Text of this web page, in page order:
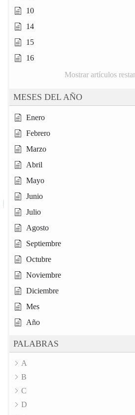
10
14
15
16
Mostrar artículos
MESES DEL AÑO
Enero
Febrero
Marzo
Abril
Mayo
Junio
Julio
Agosto
Septiembre
Octubre
Noviembre
Diciembre
Mes
Año
PALABRAS
A
B
C
D